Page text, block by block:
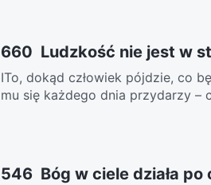
660 Ludzkość nie jest w
ITo, dokąd człowiek pójdzie, co
mu się każdego dnia przydarzy –
546 Bóg w ciele działa